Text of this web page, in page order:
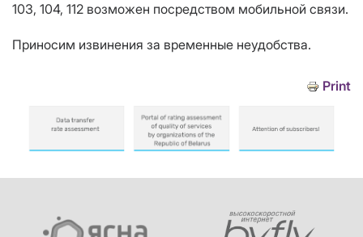
103, 104, 112 возможен посредством мобильной связи.
Приносим извинения за временные неудобства.
Print